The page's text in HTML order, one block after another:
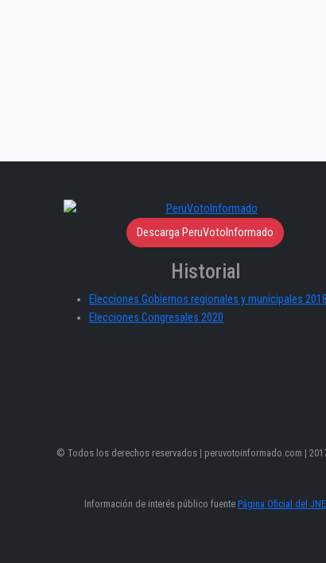
Descarga PeruVotoInformado
Historial
Elecciones Gobiernos regionales y municipales 2018
Elecciones Congresales 2020
© Todos los derechos reservados | peruvotoinformado.com |
Información de interés público fuente Página Oficial del JNE